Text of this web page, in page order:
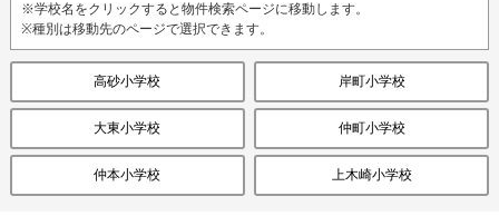
※学校名をクリックすると物件検索ページに移動します。
※種別は移動先のページで選択できます。
高砂小学校 岸町小学校
大東小学校 仲町小学校
仲本小学校 上木崎小学校